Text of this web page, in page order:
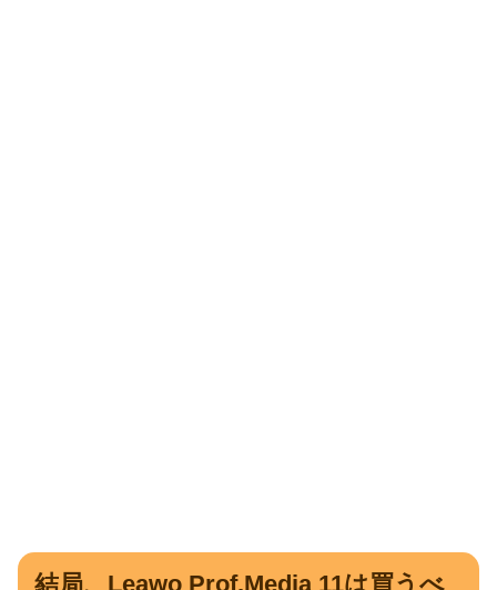
結局、Leawo Prof.Media 11は買うべ